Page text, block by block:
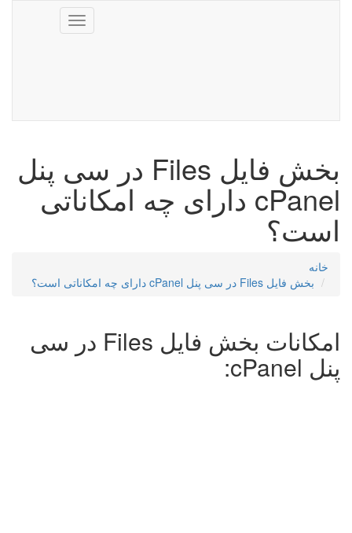
Toggle
navigation
بخش فایل Files در سی پنل
cPanel دارای چه امکاناتی
است؟
خانه
بخش فایل Files در سی پنل cPanel دارای چه امکاناتی است؟
امکانات بخش فایل Files در سی
پنل cPanel: